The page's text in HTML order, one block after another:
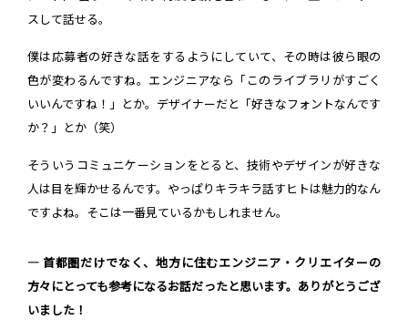
スして話せる。
僕は応募者の好きな話をするようにしていて、その時は彼ら眼の
色が変わるんですね。エンジニアなら「このライブラリがすごく
いいんですね！」とか。デザイナーだと「好きなフォントなんです
か？」とか（笑）
そういうコミュニケーションをとると、技術やデザインが好きな
人は目を輝かせるんです。やっぱりキラキラ話すヒトは魅力的なん
ですよね。そこは一番見ているかもしれません。
― 首都圏だけでなく、地方に住むエンジニア・クリエイターの
方々にとっても参考になるお話だったと思います。ありがとうござ
いました！